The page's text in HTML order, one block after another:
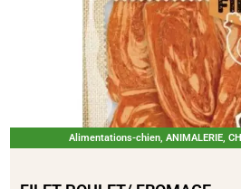
Alimentations-chien, ANIMALERIE,